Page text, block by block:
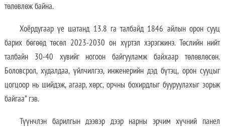
төлөвлөж байна.
Хоёрдугаар үе шатанд 13.8 га талбайд 1846 айлын орон сууц
барих бөгөөд төсөл 2023-2030 он хүртэл хэрэгжинэ. Төслийн нийт
талбайн 30-40 хувийг ногоон байгууламж байхаар төлөвлөсөн.
Боловсрол, худалдаа, үйлчилгээ, инженерийн дэд бүтэц, орон сууцыг
цогцоор нь шийдэж, агаар, хөрс, орчны бохирдлыг бууруулахыг зорьж
байгаа” гэв.
Түүнчлэн барилгын дээвэр дээр нарны эрчим хүчний панел